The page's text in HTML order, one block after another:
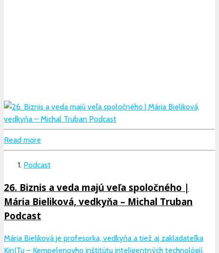
Read more
Podcast
26. Biznis a veda majú veľa spoločného |
Mária Bieliková, vedkyňa – Michal Truban
Podcast
Mária Bieliková je profesorka, vedkyňa a tiež aj zakladateľka
KinITu – Kempelenovho inštitútu inteligentných technológií.